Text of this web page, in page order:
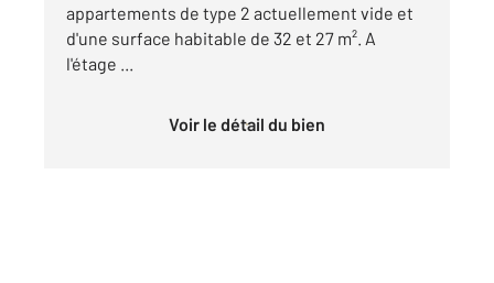
appartements de type 2 actuellement vide et
d'une surface habitable de 32 et 27 m². A
l'étage ...
Voir le détail du bien